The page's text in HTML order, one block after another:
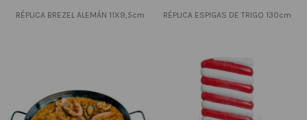
RÉPLICA BREZEL ALEMÁN 11X9,5cm RÉPLICA ESPIGAS DE TRIGO 130cm